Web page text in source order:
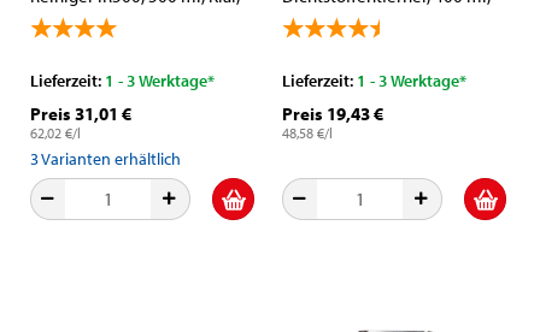
Auf Limonenbasis
Lieferzeit: 1 - 3 Werktage*
Preis 31,01 €
62,02 €/l
3Varianten erhältlich
Transparent, Aerosol
Sprühdose
Lieferzeit: 1 - 3 Werktage*
Preis 19,43 €
48,58 €/l